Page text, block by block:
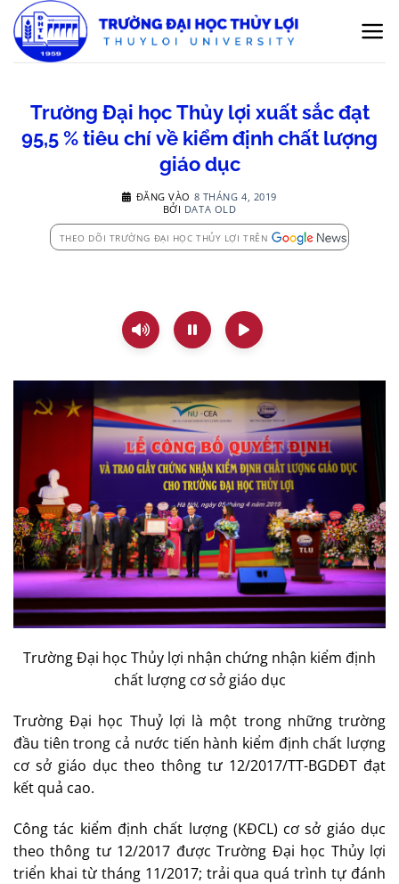
qua
nội
Trường Đại học Thủy lợi xuất sắc đạt
95,5 % tiêu chí về kiểm định chất lượng
giáo dục
ĐĂNG VÀO 8 THÁNG 4, 2019
BỞI DATA OLD
THEO DÕI TRƯỜNG ĐẠI HỌC THỦY LỢI TRÊN
Trường Đại học Thủy lợi nhận chứng nhận kiểm định
chất lượng cơ sở giáo dục
Trường Đại học Thuỷ lợi là một trong những trường
đầu tiên trong cả nước tiến hành kiểm định chất lượng
cơ sở giáo dục theo thông tư 12/2017/TT-BGDĐT đạt
kết quả cao.
Công tác kiểm định chất lượng (KĐCL) cơ sở giáo dục
theo thông tư 12/2017 được Trường Đại học Thủy lợi
triển khai từ tháng 11/2017; trải qua quá trình tự đánh